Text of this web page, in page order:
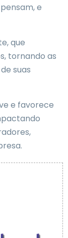
e
que
tornando as
suas
e favorece